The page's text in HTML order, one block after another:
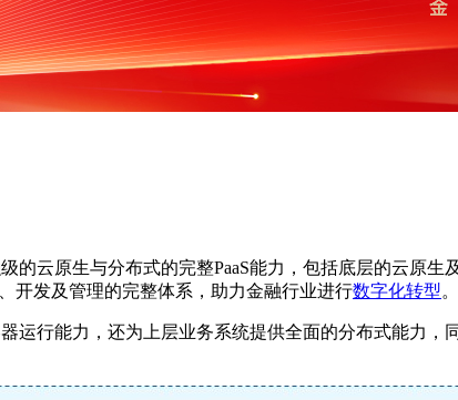
的云原生与分布式的完整PaaS能力，包括底层的云原
开发及管理的完整体系，助力金融行业进行数字化转型。
运行能力，还为上层业务系统提供全面的分布式能力